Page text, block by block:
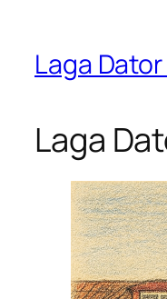
Laga
Laga